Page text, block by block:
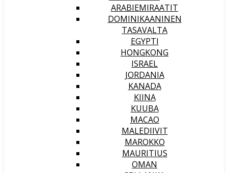
ARABIEMIRAATIT
DOMINIKAANINEN
TASAVALTA
EGYPTI
HONGKONG
ISRAEL
JORDANIA
KANADA
KIINA
KUUBA
MACAO
MALEDIIVIT
MAROKKO
MAURITIUS
OMAN